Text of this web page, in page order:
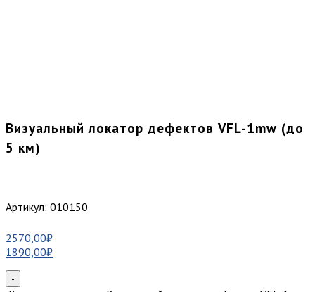
Визуальный локатор дефектов VFL-1mw (до
5 км)
Артикул: 010150
2570,00₽
1890,00₽
-